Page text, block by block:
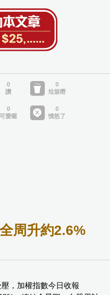
周升約2.6%
，加權指數今日收報